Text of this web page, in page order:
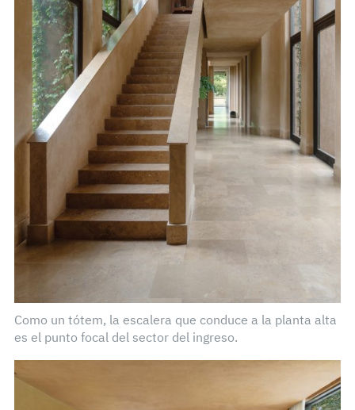
Como un tótem, la escalera que conduce a la planta alta
es el punto focal del sector del ingreso.